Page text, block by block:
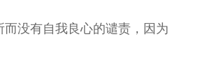
没有自我良心的谴责，因为